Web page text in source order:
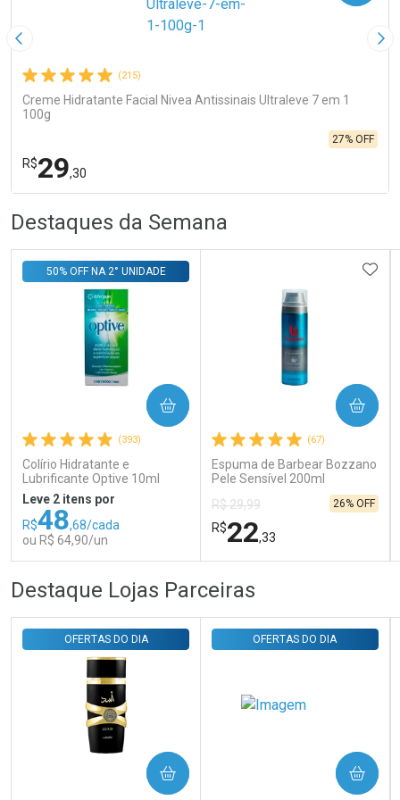
Imagem Anterior
(215)
Creme Hidratante Facial Nivea Antissinais Ultraleve 7 em 1
100g
R$29,30
27% OFF
Laboratório
Comprar sem Desconto
Por R$ 29,30/cada
Por Menos
Comprar sem Desconto
Por R$ 29,30/cada
Destaques da Semana
(393)
Colírio Hidratante e
Lubrificante Optive 10ml
50% OFF NA 2° UNIDADE
Leve 2 itens por
R$48,68/cada
ou R$ 64,90/un
COMPRAR
FECHAR
Laboratório
FECHAR
Por Menos
(67)
Espuma de Barbear Bozzano
Pele Sensível 200ml
R$ 29,99
R$22,33
26% OFF
COMPRAR
Destaque Lojas Parceiras
OFERTAS DO DIA
COMPRAR
OFERTAS DO DIA
COMPRAR